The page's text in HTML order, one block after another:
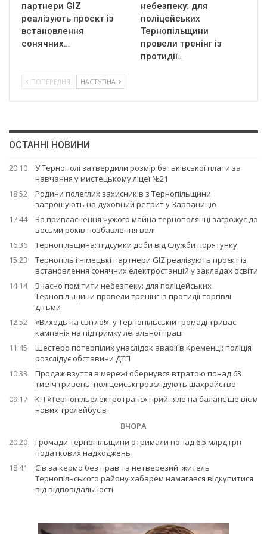
партнери GIZ
реалізують проєкт із
встановлення
сонячних…
небезпеку: для
поліцейських
Тернопільщини
провели тренінг із
протидії…
ПОПЕРЕДНЯ НАСТУПНА
ОСТАННІ НОВИНИ
20:10
У Тернополі затвердили розмір батьківської плати за
навчання у мистецькому ліцеї №21
18:52
Родини полеглих захисників з Тернопільщини
запрошують на духовний ретрит у Зарваницю
17:44
За привласнення чужого майна тернополянці загрожує до
восьми років позбавлення волі
16:36
Тернопільщина: підсумки доби від Служби порятунку
15:23
Тернопіль і німецькі партнери GIZ реалізують проєкт із
встановлення сонячних електростанцій у закладах освіти
14:14
Вчасно помітити небезпеку: для поліцейських
Тернопільщини провели тренінг із протидії торгівлі
дітьми
12:52
«Виходь на світло!»: у Тернопільській громаді триває
кампанія на підтримку легальної праці
11:45
Шестеро потерпілих унаслідок аварії в Кременці: поліція
розслідує обставини ДТП
10:33
Продаж взуття в мережі обернувся втратою понад 63
тисяч гривень: поліцейські розслідують шахрайство
09:17
КП «Тернопільелектротранс» прийняло на баланс ще вісім
нових тролейбусів
ВЧОРА
20:20
Громади Тернопільщини отримали понад 6,5 млрд грн
податкових надходжень
18:41
Сів за кермо без прав та нетверезий: житель
Тернопільського району хабарем намагався відкупитися
від відповідальності